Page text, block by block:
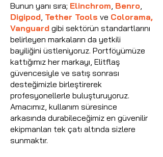
Bunun yanı sıra; Elinchrom, Benro,
Digipod, Tether Tools ve Colorama,
Vanguard gibi sektörün standartlarını
belirleyen markaların da yetkili
bayiliğini üstleniyoruz. Portföyümüze
kattığımız her markayı, Elitflaş
güvencesiyle ve satış sonrası
desteğimizle birleştirerek
profesyonellerle buluşturuyoruz.
Amacımız, kullanım süresince
arkasında durabileceğimiz en güvenilir
ekipmanları tek çatı altında sizlere
sunmaktır.